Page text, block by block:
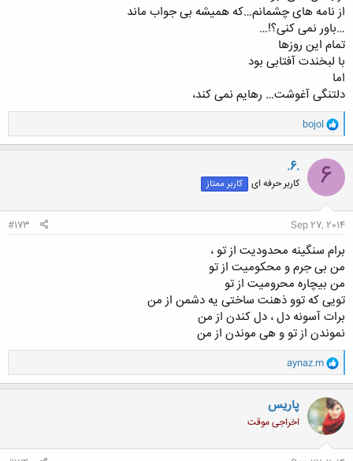
از نامه های چشمانم…که همیشه بی جواب ماند
…باور نمی کنی؟!…
تمام این روزها
با لبخندت آفتابی بود
اما
دلتنگی آغوشت… رهایم نمی کند،
و
ا
ک
ن
ش
ه
ا
bojol
6
.6.
کاربر حرفه ای کاربر ممتاز
Sep 27, 2014
#173
برام سنگینه محدودیت از تو ،
من بی جرم و محکومیت از تو
من بیچاره محرومیت از تو
تویی که توو ذهنت ساختی یه دشمن از من
برات آسونه دل ، دل کندن از من
نموندن از تو و هی موندن از من
و
ا
ک
ن
ش
ه
ا
aynaz.m
پاریس
اخراجی موقت